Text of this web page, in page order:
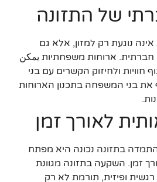
של התזונה
נוגעת רק למזון, אלא גם
חברתית. ארוחות משפחתיות يمكن
חוויות ולחיזוק הקשרים עם בני
בני המשפחה בתכנון הארוחות
לאורך זמן
בתזונה נכונה היא מפתח
זמן. השקעה בתזונה מגוונת
ופיזית, תורמת לא רק